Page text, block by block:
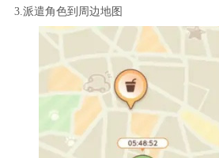
3.派遣角色到周边地图